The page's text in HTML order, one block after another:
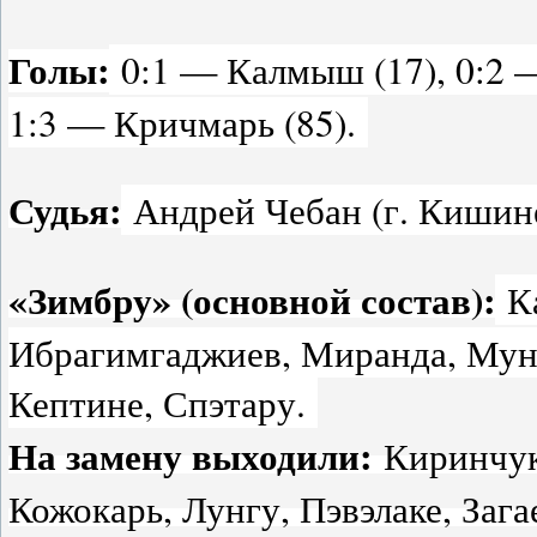
Голы: 0:1 — Калмыш (17), 0:2
1:3 — Кричмарь (85).
Судья: Андрей Чебан (г.
«Зимбру» (основной состав):
Ибрагимгаджиев, Миранда,
Кептине, Спэтару.
На замену выходили:
Кожокарь, Лунгу, Пэвэлаке,